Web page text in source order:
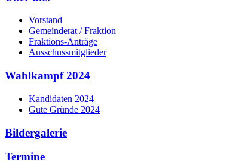
Vorstand
Gemeinderat / Fraktion
Fraktions-Anträge
Ausschussmitglieder
Wahlkampf 2024
Kandidaten 2024
Gute Gründe 2024
Bildergalerie
Termine